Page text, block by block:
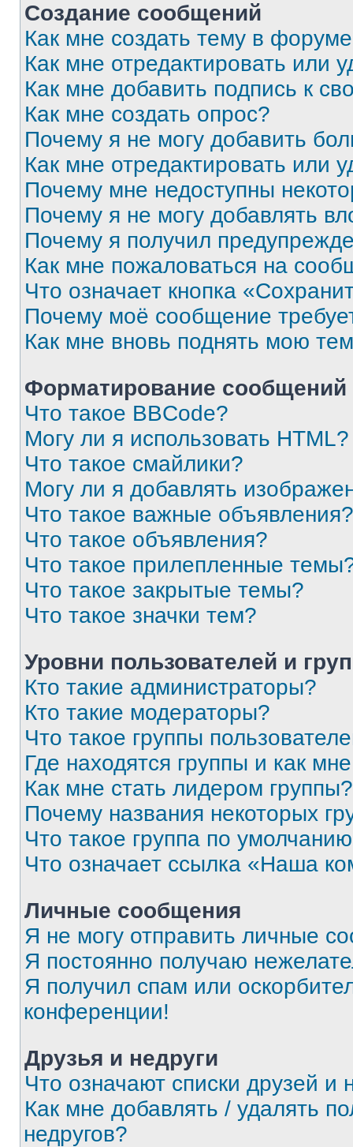
Создание сообщений
Как мне создать тему в
Как мне отредактировать или
Как мне добавить подпись к
Как мне создать опрос?
Почему я не могу добавить
Как мне отредактировать или
Почему мне недоступны
Почему я не могу добавлять
Почему я получил
Как мне пожаловаться на
Что означает кнопка
Почему моё сообщение
Как мне вновь поднять мою
Форматирование
Что такое BBCode?
Могу ли я использовать HTML?
Что такое смайлики?
Могу ли я добавлять
Что такое важные объявления?
Что такое объявления?
Что такое прилепленные
Что такое закрытые темы?
Что такое значки тем?
Уровни пользователей и
Кто такие администраторы?
Кто такие модераторы?
Что такое группы
Где находятся группы и как
Как мне стать лидером группы?
Почему названия некоторых
Что такое группа по
Что означает ссылка «Наша
Личные сообщения
Я не могу отправить личные
Я постоянно получаю
Я получил спам или
конференции!
Друзья и недруги
Что означают списки друзей и
Как мне добавлять / удалять
недругов?